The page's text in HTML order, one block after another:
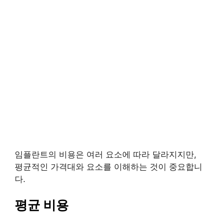
임플란트의 비용은 여러 요소에 따라 달라지지만,
평균적인 가격대와 요소를 이해하는 것이 중요합니
다.
평균 비용